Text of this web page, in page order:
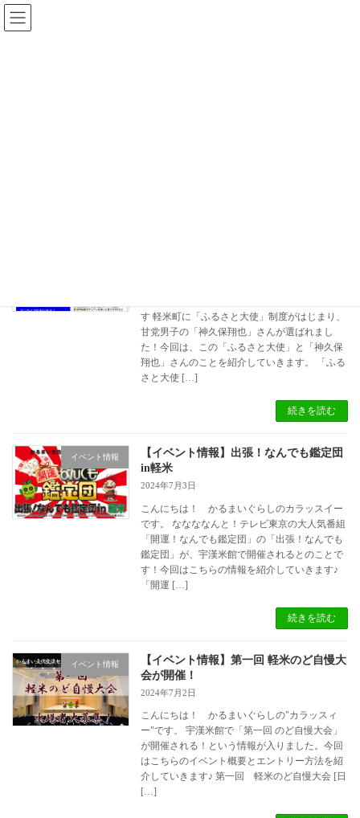
コ
ン
ナ
ビ
す 軽米町に「ふるさと大使」制度がはじまり、
甘党男子の「神久保翔也」さんが選ばれまし
た！今回は、この「ふるさと大使」と「神久保
翔也」さんのことを紹介していきます。 「ふる
さと大使 […]
続きを読む
イベント情報
【イベント情報】出張！なんでも鑑定団
in軽米
2024年7月3日
こんにちは！ かるまいぐらしのカラッスイー
です。 ななななんと！テレビ東京の大人気番組
「開運！なんでも鑑定団」の「出張！なんでも
鑑定団」が、宇漢米館で開催されるとのことで
す！今回はこちらの情報を紹介していきます♪
「開運 […]
続きを読む
イベント情報
【イベント情報】第一回 軽米のど自慢大
会が開催！
2024年7月2日
こんにちは！ かるまいぐらしの"カラッスィ
ー"です。 宇漢米館で「第一回 のど自慢大会」
が開催される！という情報が入りました。今回
はこちらのイベント概要とエントリー方法を紹
介していきます♪ 第一回 軽米のど自慢大会 [日
[…]